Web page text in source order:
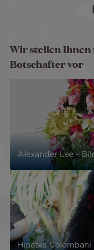
Wir stellen
Botschafter vor
Alexander Lee -
Hinatea